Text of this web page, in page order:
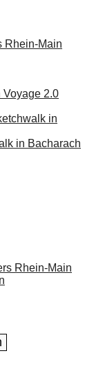
Rhein-Main
Voyage 2.0
in
in Bacharach
Rhein-Main